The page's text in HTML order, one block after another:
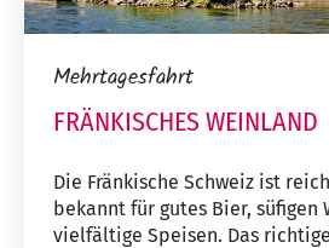
Mehrtagesfahrt
FRÄNKISCHES WEINLAND
Die Fränkische Schweiz ist
bekannt für gutes Bier, süfigen
vielfältige Speisen. Das